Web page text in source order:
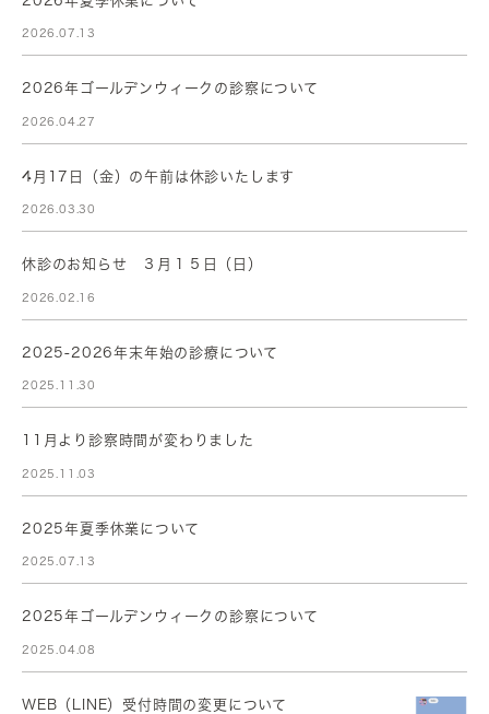
2026.07.13
2026年ゴールデンウィークの診察について
2026.04.27
4月17日（金）の午前は休診いたします
2026.03.30
休診のお知らせ ３月１５日（日）
2026.02.16
2025-2026年末年始の診療について
2025.11.30
11月より診察時間が変わりました
2025.11.03
2025年夏季休業について
2025.07.13
2025年ゴールデンウィークの診察について
2025.04.08
WEB（LINE）受付時間の変更について